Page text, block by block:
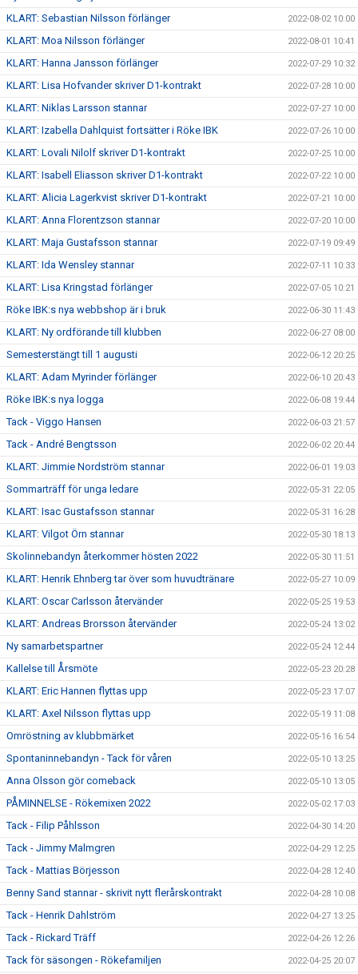
KLART: Sebastian Nilsson förlänger 2022-08-02 10:00
KLART: Moa Nilsson förlänger 2022-08-01 10:41
KLART: Hanna Jansson förlänger 2022-07-29 10:32
KLART: Lisa Hofvander skriver D1-kontrakt 2022-07-28 10:00
KLART: Niklas Larsson stannar 2022-07-27 10:00
KLART: Izabella Dahlquist fortsätter i Röke IBK 2022-07-26 10:00
KLART: Lovali Nilolf skriver D1-kontrakt 2022-07-25 10:00
KLART: Isabell Eliasson skriver D1-kontrakt 2022-07-22 10:00
KLART: Alicia Lagerkvist skriver D1-kontrakt 2022-07-21 10:00
KLART: Anna Florentzson stannar 2022-07-20 10:00
KLART: Maja Gustafsson stannar 2022-07-19 09:49
KLART: Ida Wensley stannar 2022-07-11 10:33
KLART: Lisa Kringstad förlänger 2022-07-05 10:21
Röke IBK:s nya webbshop är i bruk 2022-06-30 11:43
KLART: Ny ordförande till klubben 2022-06-27 08:00
Semesterstängt till 1 augusti 2022-06-12 20:25
KLART: Adam Myrinder förlänger 2022-06-10 20:43
Röke IBK:s nya logga 2022-06-08 19:44
Tack - Viggo Hansen 2022-06-03 21:57
Tack - André Bengtsson 2022-06-02 20:44
KLART: Jimmie Nordström stannar 2022-06-01 19:03
Sommarträff för unga ledare 2022-05-31 22:05
KLART: Isac Gustafsson stannar 2022-05-31 16:28
KLART: Vilgot Örn stannar 2022-05-30 18:13
Skolinnebandyn återkommer hösten 2022 2022-05-30 11:51
KLART: Henrik Ehnberg tar över som huvudtränare 2022-05-27 10:09
KLART: Oscar Carlsson återvänder 2022-05-25 19:53
KLART: Andreas Brorsson återvänder 2022-05-24 13:02
Ny samarbetspartner 2022-05-24 12:44
Kallelse till Årsmöte 2022-05-23 20:28
KLART: Eric Hannen flyttas upp 2022-05-23 17:07
KLART: Axel Nilsson flyttas upp 2022-05-19 11:08
Omröstning av klubbmärket 2022-05-16 16:54
Spontaninnebandyn - Tack för våren 2022-05-10 13:25
Anna Olsson gör comeback 2022-05-10 13:05
PÅMINNELSE - Rökemixen 2022 2022-05-02 17:03
Tack - Filip Påhlsson 2022-04-30 14:20
Tack - Jimmy Malmgren 2022-04-29 12:25
Tack - Mattias Börjesson 2022-04-28 12:40
Benny Sand stannar - skrivit nytt flerårskontrakt 2022-04-28 10:08
Tack - Henrik Dahlström 2022-04-27 13:25
Tack - Rickard Träff 2022-04-26 12:26
Tack för säsongen - Rökefamiljen 2022-04-25 20:07